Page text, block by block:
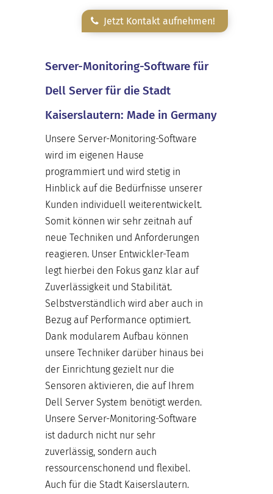
Jetzt Kontakt aufnehmen!
Server-Monitoring-Software für
Dell Server für die Stadt
Kaiserslautern: Made in Germany
Unsere Server-Monitoring-Software
wird im eigenen Hause
programmiert und wird stetig in
Hinblick auf die Bedürfnisse unserer
Kunden individuell weiterentwickelt.
Somit können wir sehr zeitnah auf
neue Techniken und Anforderungen
reagieren. Unser Entwickler-Team
legt hierbei den Fokus ganz klar auf
Zuverlässigkeit und Stabilität.
Selbstverständlich wird aber auch in
Bezug auf Performance optimiert.
Dank modularem Aufbau können
unsere Techniker darüber hinaus bei
der Einrichtung gezielt nur die
Sensoren aktivieren, die auf Ihrem
Dell Server System benötigt werden.
Unsere Server-Monitoring-Software
ist dadurch nicht nur sehr
zuverlässig, sondern auch
ressourcenschonend und flexibel.
Auch für die Stadt Kaiserslautern.